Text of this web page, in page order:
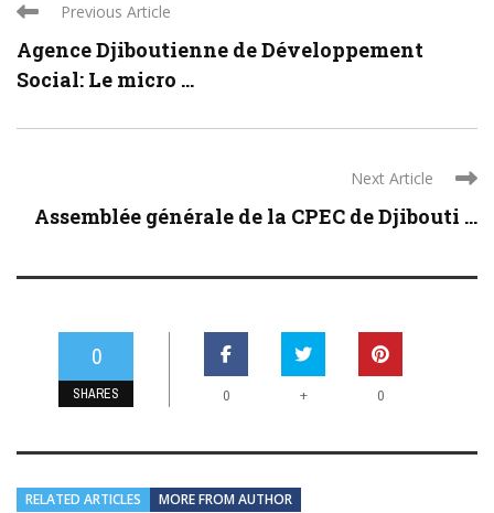
Previous Article
Agence Djiboutienne de Développement
Social: Le micro ...
Next Article
Assemblée générale de la CPEC de Djibouti ...
0
SHARES 0 + 0
RELATED ARTICLES MORE FROM AUTHOR